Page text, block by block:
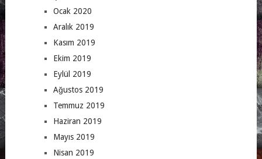
Ocak 2020
Aralık 2019
Kasım 2019
Ekim 2019
Eylül 2019
Ağustos 2019
Temmuz 2019
Haziran 2019
Mayıs 2019
Nisan 2019